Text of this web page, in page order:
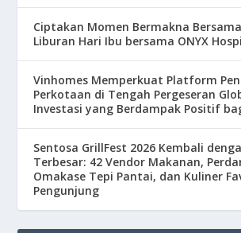
Ciptakan Momen Bermakna
Liburan Hari Ibu bersama ONYX
Vinhomes Memperkuat Platform
Perkotaan di Tengah Pergeseran
Investasi yang Berdampak Positif
Sentosa GrillFest 2026 Kembali
Terbesar: 42 Vendor Makanan,
Omakase Tepi Pantai, dan Kuliner
Pengunjung